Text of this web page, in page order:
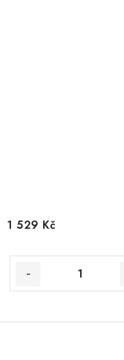
1 529 Kč